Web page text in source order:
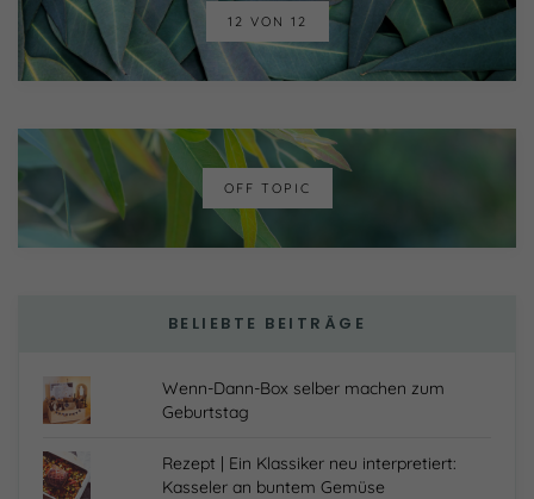
12 VON 12
OFF TOPIC
BELIEBTE BEITRÄGE
Wenn-Dann-Box selber machen zum
Geburtstag
Rezept | Ein Klassiker neu interpretiert:
Kasseler an buntem Gemüse